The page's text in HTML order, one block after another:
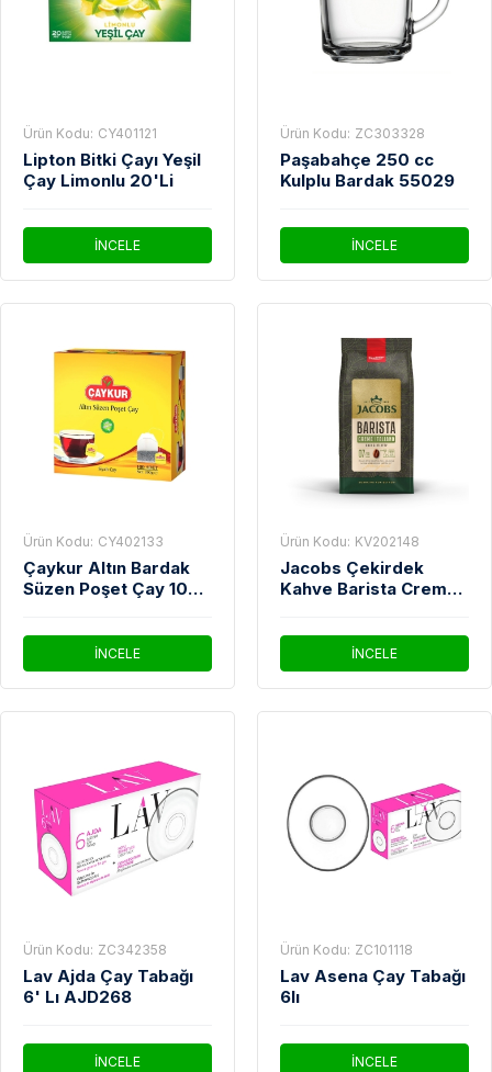
Ürün Kodu: CY401121
Lipton Bitki Çayı Yeşil
Çay Limonlu 20'Li
İNCELE
Ürün Kodu: ZC303328
Paşabahçe 250 cc
Kulplu Bardak 55029
İNCELE
Ürün Kodu: CY402133
Çaykur Altın Bardak
Süzen Poşet Çay 100'
İNCELE
Ürün Kodu: KV202148
Jacobs Çekirdek
Kahve Barista Crema
İNCELE
Ürün Kodu: ZC342358
Lav Ajda Çay Tabağı
6' Lı AJD268
İNCELE
Ürün Kodu: ZC101118
Lav Asena Çay Tabağı
6lı
İNCELE